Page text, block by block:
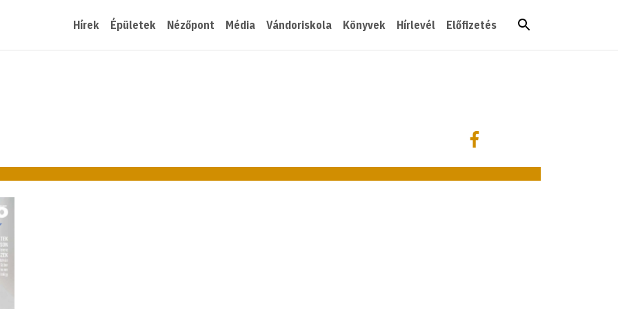
Hírek Épületek Nézőpont Média Vándoriskola Könyvek Hírlevél Előfizetés
Megosztás
Megosztás Facebookon